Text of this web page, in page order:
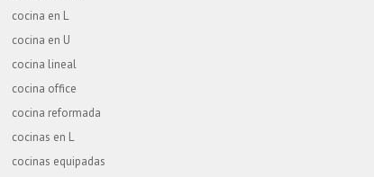
cocina en L
cocina en U
cocina lineal
cocina office
cocina reformada
cocinas en L
cocinas equipadas